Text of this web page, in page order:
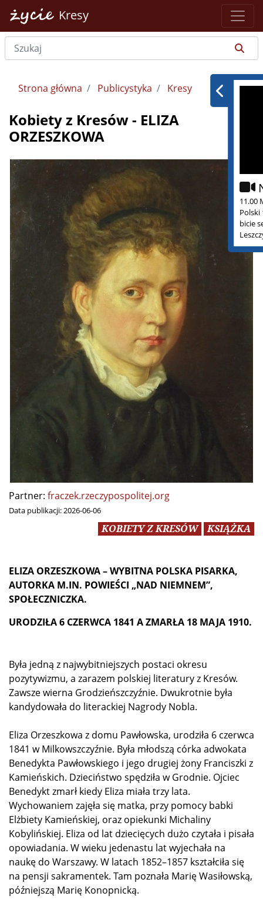
Kresy
11.00
Polski
bicie
Strona główna Publicystyka Kresy
Kobiety z Kresów - ELIZA
ORZESZKOWA
Partner: fraczek.rzeczypospolitej.org
Data publikacji:2026-06-06
KOBIETY Z KRESÓW KSIĄŻKA
ELIZA ORZESZKOWA – WYBITNA POLSKA PISARKA,
AUTORKA M.IN. POWIEŚCI „NAD NIEMNEM”,
SPOŁECZNICZKA.
URODZIŁA 6 CZERWCA 1841 AZMARŁA 18 MAJA 1910.
Była jedną z najwybitniejszych postaci okresu
pozytywizmu, a zarazem polskiej literatury z Kresów.
Zawsze wierna Grodzieńszczyźnie. Dwukrotnie była
kandydowała do literackiej Nagrody Nobla.
Eliza Orzeszkowa z domu Pawłowska, urodziła 6 czerwca
1841 w Milkowszczyźnie. Była młodszą córka adwokata
Benedykta Pawłowskiego i jego drugiej żony Franciszki z
Kamieńskich. Dzieciństwo spędziła w Grodnie. Ojciec
Benedykt zmarł kiedy Eliza miała trzy lata.
Wychowaniem zajęła się matka, przy pomocy babki
Elżbiety Kamieńskiej, oraz opiekunki Michaliny
Kobylińskiej. Eliza od lat dziecięcych dużo czytała i pisała
opowiadania. W wieku jedenastu lat wyjechała na
naukę do Warszawy. W latach 1852–1857 kształciła się
na pensji sakramentek. Tam poznała Marię Wasiłowską,
późniejszą Marię Konopnicką.